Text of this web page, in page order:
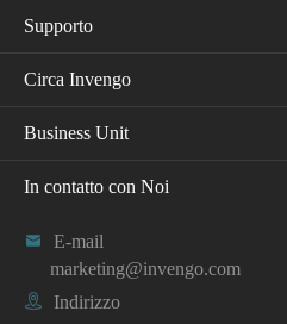
Supporto
Circa Invengo
Business Unit
In contatto con Noi

E-mail
marketing@invengo.com
 Indirizzo